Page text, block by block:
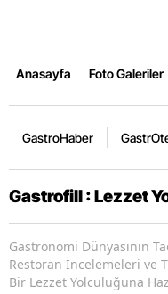
Anasayfa Foto Galeriler
GastroHaber
Gastrofill : Lezzet
Gastronomi Dünyasının
Restoran İncelemeleri ve
Bir Lezzet Yolculuğuna